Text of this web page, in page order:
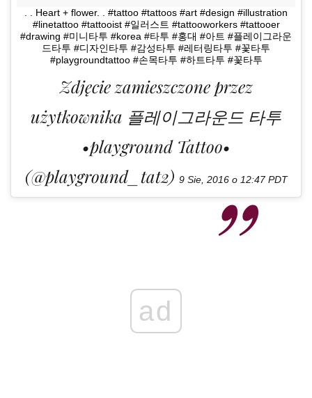
. . Heart + flower. . #tattoo #tattoos #art #design #illustration
#linetattoo #tattooist #일러스트 #tattooworkers #tattooer
#drawing #미니타투 #korea #타투 #홍대 #아트 #플레이그라운
드타투 #디자인타투 #감성타투 #레터링타투 #꽃타투
#playgroundtattoo #손목타투 #하트타투 #꽃타투
Zdjęcie zamieszczone przez
użytkownika 플레이그라운드 타투
•playground Tattoo•
(@playground_tat2) 9 Sie, 2016 o 12:47 PDT
ad